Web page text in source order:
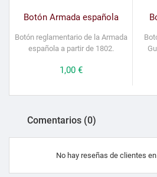
Botón Armada española
Botón reglamentario de la Armada
española a partir de 1802.
Precio
1,00 €
Comentarios (0)
No hay reseñas de clientes